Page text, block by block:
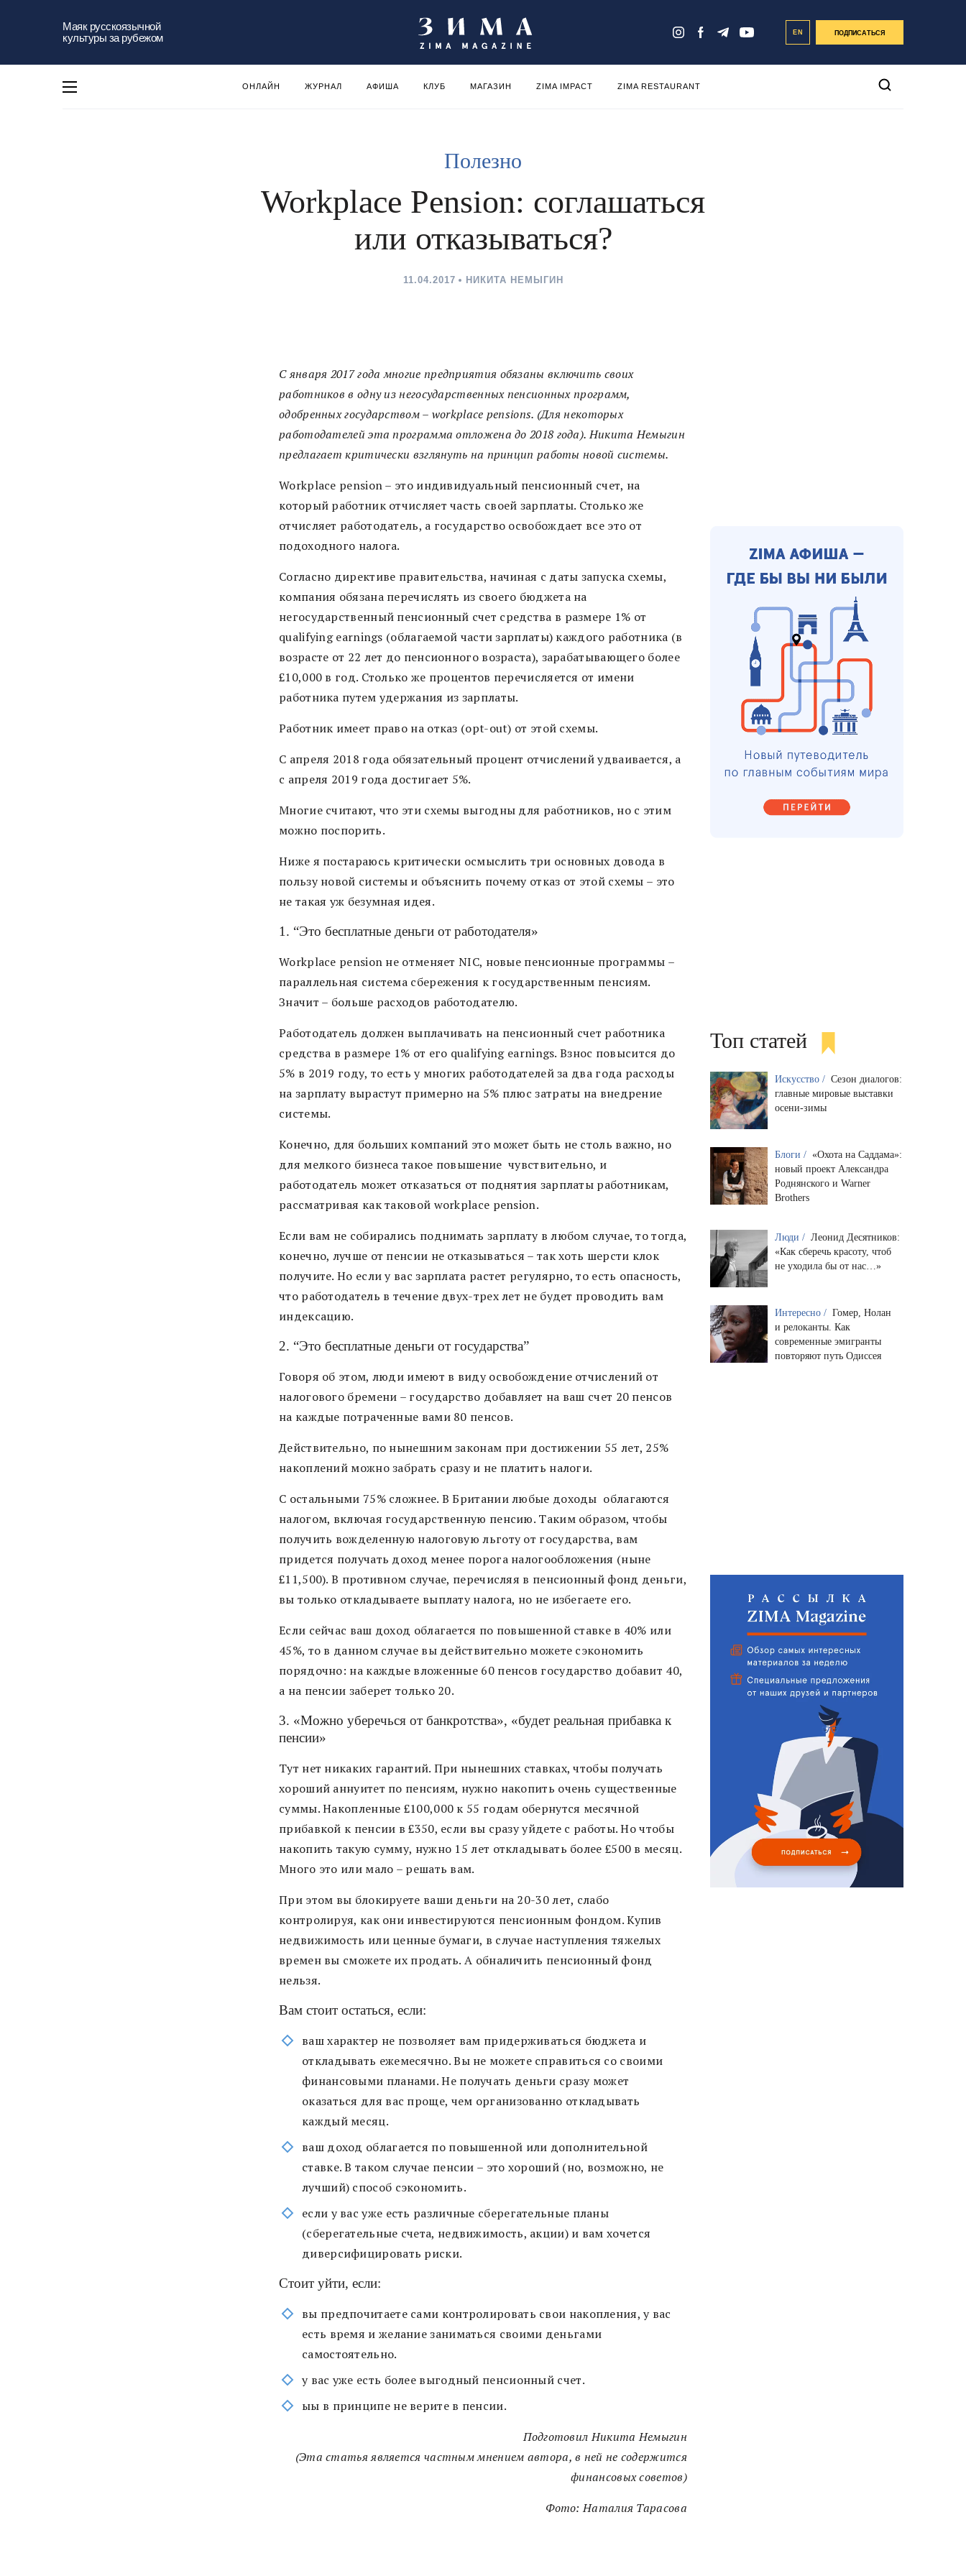
Маяк русскоязычной
культуры за рубежом
EN ПОДПИСАТЬСЯ
ОНЛАЙН ЖУРНАЛ АФИША КЛУБ МАГАЗИН ZIMA IMPACT ZIMA RESTAURANT
Полезно
Workplace Pension: соглашаться
или отказываться?
11.04.2017 НИКИТА НЕМЫГИН
С января 2017 года многие предприятия обязаны включить своих
работников в одну из негосударственных пенсионных программ,
одобренных государством – workplace pensions. (Для некоторых
работодателей эта программа отложена до 2018 года). Никита Немыгин
предлагает критически взглянуть на принцип работы новой системы.
Workplace pension – это индивидуальный пенсионный счет, на
который работник отчисляет часть своей зарплаты. Столько же
отчисляет работодатель, а государство освобождает все это от
подоходного налога.
Согласно директиве правительства, начиная с даты запуска схемы,
компания обязана перечислять из своего бюджета на
негосударственный пенсионный счет средства в размере 1% от
qualifying earnings (облагаемой части зарплаты) каждого работника (в
возрасте от 22 лет до пенсионного возраста), зарабатывающего более
£10,000 в год. Столько же процентов перечисляется от имени
работника путем удержания из зарплаты.
Работник имеет право на отказ (opt-out) от этой схемы.
С апреля 2018 года обязательный процент отчислений удваивается, а
с апреля 2019 года достигает 5%.
Многие считают, что эти схемы выгодны для работников, но с этим
можно поспорить.
Ниже я постараюсь критически осмыслить три основных довода в
пользу новой системы и объяснить почему отказ от этой схемы – это
не такая уж безумная идея.
1. “Это бесплатные деньги от работодателя»
Workplace pension не отменяет NIC, новые пенсионные программы –
параллельная система сбережения к государственным пенсиям.
Значит – больше расходов работодателю.
Работодатель должен выплачивать на пенсионный счет работника
средства в размере 1% от его qualifying earnings. Взнос повысится до
5% в 2019 году, то есть у многих работодателей за два года расходы
на зарплату вырастут примерно на 5% плюс затраты на внедрение
системы.
Конечно, для больших компаний это может быть не столь важно, но
для мелкого бизнеса такое повышение чувствительно, и
работодатель может отказаться от поднятия зарплаты работникам,
рассматривая как таковой workplace pension.
Если вам не собирались поднимать зарплату в любом случае, то тогда,
конечно, лучше от пенсии не отказываться – так хоть шерсти клок
получите. Но если у вас зарплата растет регулярно, то есть опасность,
что работодатель в течение двух-трех лет не будет проводить вам
индексацию.
2. “Это бесплатные деньги от государства”
Говоря об этом, люди имеют в виду освобождение отчислений от
налогового бремени – государство добавляет на ваш счет 20 пенсов
на каждые потраченные вами 80 пенсов.
Действительно, по нынешним законам при достижении 55 лет, 25%
накоплений можно забрать сразу и не платить налоги.
С остальными 75% сложнее. В Британии любые доходы облагаются
налогом, включая государственную пенсию. Таким образом, чтобы
получить вожделенную налоговую льготу от государства, вам
придется получать доход менее порога налогообложения (ныне
£11,500). В противном случае, перечисляя в пенсионный фонд деньги,
вы только откладываете выплату налога, но не избегаете его.
Если сейчас ваш доход облагается по повышенной ставке в 40% или
45%, то в данном случае вы действительно можете сэкономить
порядочно: на каждые вложенные 60 пенсов государство добавит 40,
а на пенсии заберет только 20.
3. «Можно уберечься от банкротства», «будет реальная прибавка к
пенсии»
Тут нет никаких гарантий. При нынешних ставках, чтобы получать
хороший аннуитет по пенсиям, нужно накопить очень существенные
суммы. Накопленные £100,000 к 55 годам обернутся месячной
прибавкой к пенсии в £350, если вы сразу уйдете с работы. Но чтобы
накопить такую сумму, нужно 15 лет откладывать более £500 в месяц.
Много это или мало – решать вам.
При этом вы блокируете ваши деньги на 20-30 лет, слабо
контролируя, как они инвестируются пенсионным фондом. Купив
недвижимость или ценные бумаги, в случае наступления тяжелых
времен вы сможете их продать. А обналичить пенсионный фонд
нельзя.
Вам стоит остаться, если:
ваш характер не позволяет вам придерживаться бюджета и
откладывать ежемесячно. Вы не можете справиться со своими
финансовыми планами. Не получать деньги сразу может
оказаться для вас проще, чем организованно откладывать
каждый месяц.
ваш доход облагается по повышенной или дополнительной
ставке. В таком случае пенсии – это хороший (но, возможно, не
лучший) способ сэкономить.
если у вас уже есть различные сберегательные планы
(сберегательные счета, недвижимость, акции) и вам хочется
диверсифицировать риски.
Стоит уйти, если:
вы предпочитаете сами контролировать свои накопления, у вас
есть время и желание заниматься своими деньгами
самостоятельно.
у вас уже есть более выгодный пенсионный счет.
ыы в принципе не верите в пенсии.
Подготовил Никита Немыгин
(Эта статья является частным мнением автора, в ней не содержится
финансовых советов)
Фото: Наталия Тарасова
Топ статей
Искусство / Сезон диалогов:
главные мировые выставки
осени-зимы
Блоги / «Охота на Саддама»:
новый проект Александра
Роднянского и Warner
Brothers
Люди / Леонид Десятников:
«Как сберечь красоту, чтоб
не уходила бы от нас…»
Интересно / Гомер, Нолан
и релоканты. Как
современные эмигранты
повторяют путь Одиссея